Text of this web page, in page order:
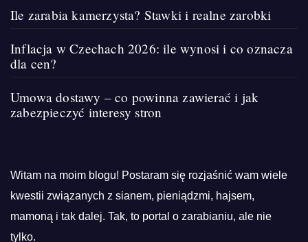
Ile zarabia kamerzysta? Stawki i realne zarobki
Inflacja w Czechach 2026: ile wynosi i co oznacza
dla cen?
Umowa dostawy – co powinna zawierać i jak
zabezpieczyć interesy stron
Witam na moim blogu! Postaram się rozjaśnić wam wiele
kwestii związanych z sianem, pieniądzmi, hajsem,
mamoną i tak dalej. Tak, to portal o zarabianiu, ale nie
tylko.